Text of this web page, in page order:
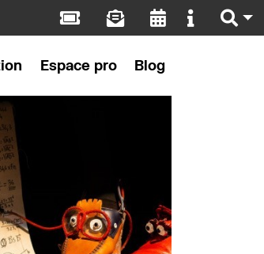
Espace pro Blog